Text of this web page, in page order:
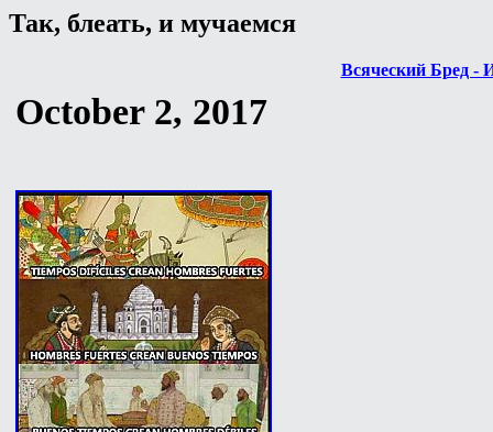
Так, блеать, и мучаемся
Всяческий Бред -
October 2, 2017